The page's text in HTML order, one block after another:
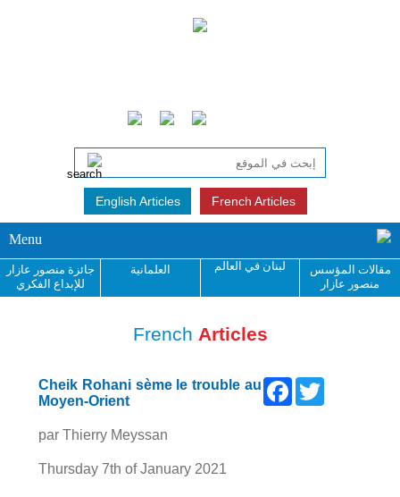
English Articles French Articles
Menu
مقالات المؤسس
منصور عازار
لبنان في العالم العلمانية
جائزة منصور عازار
للإبداع الفكري
French Articles
Facebook
Cheik Rohani sème le trouble au
Moyen-Orient
par Thierry Meyssan
Thursday 7th of January 2021